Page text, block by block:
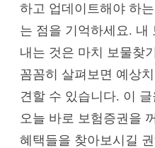
하고 업데이트해야 하
는 점을 기억하세요. 내
내는 것은 마치 보물찾
꼼꼼히 살펴보면 예상
견할 수 있습니다. 이
오늘 바로 보험증권을
혜택들을 찾아보시길